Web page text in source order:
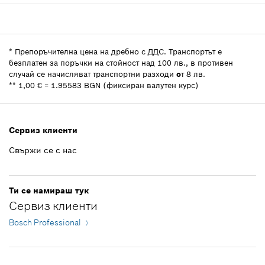
6.79 лв *
*Препоръчителна цена на дребно с ДДС.
Добави към кошницата
Показване в изображение
3,47 EUR **
6.79 лв *
*Препоръчителна цена на дребно с ДДС.
Ценова група:34
Информация за резервни части
Индикация за използване
Показване в изображение
32,40 EUR **
63.37 лв *
*Препоръчителна цена на дребно с ДДС.
* Препоръчителна цена на дребно с ДДС. Транспортът е
безплатен за поръчки на стойност над 100 лв., в противен
случай се начисляват транспортни разходи oт 8 лв.
** 1,00 € = 1.95583 BGN (фиксиран валутен курс)
Сервиз клиенти
Свържи се с нас
Ти се намираш тук
Сервиз клиенти
Bosch Professional